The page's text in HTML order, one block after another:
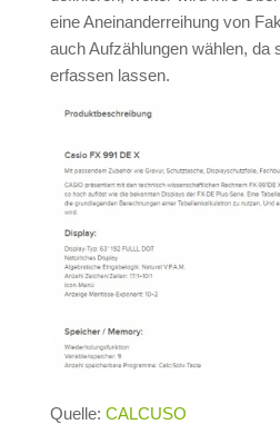
eine Aneinanderreihung von
auch Aufzählungen wählen, da
erfassen lassen.
Quelle: CALCUSO